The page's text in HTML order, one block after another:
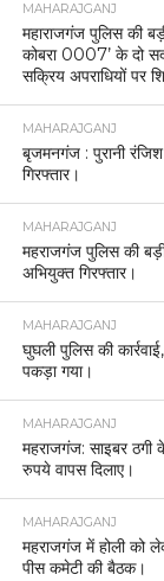
MAHARAJGANJ
महाराजगंज पुलिस की
कोबरा 0007’ के दो
सक्रिय अपराधियों पर
MAHARAJGANJ
बृजमनगंज : पुरानी
गिरफ्तार।
MAHARAJGANJ
महराजगंज पुलिस की बड़ी
अभियुक्त गिरफ्तार।
MAHARAJGANJ
घुघली पुलिस की
पकड़ा गया।
MAHARAJGANJ
महराजगंज: साइबर
रुपये वापस दिलाए।
MAHARAJGANJ
महराजगंज में होली को
पीस कमेटी की बैठक।